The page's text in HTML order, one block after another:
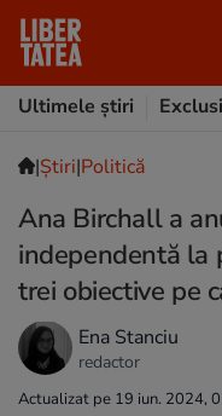
Ultimele știri
|Ştiri|Politică
Ana Birchall a
independentă la
trei obiective pe
Ena Stanciu
redactor
Actualizat pe 19 iun. 2024,